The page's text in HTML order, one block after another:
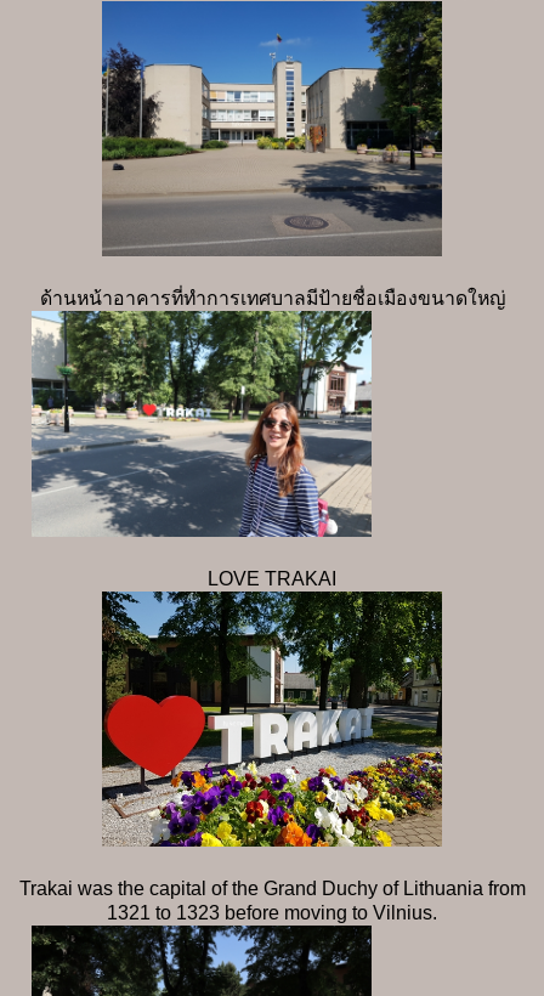
ด้านหน้าอาคารที่ทำการเทศบาลมีป้ายชื่อเมืองขนาดใหญ่
LOVE TRAKAI
Trakai was the capital of the Grand Duchy of Lithuania from
1321 to 1323 before moving to Vilnius.